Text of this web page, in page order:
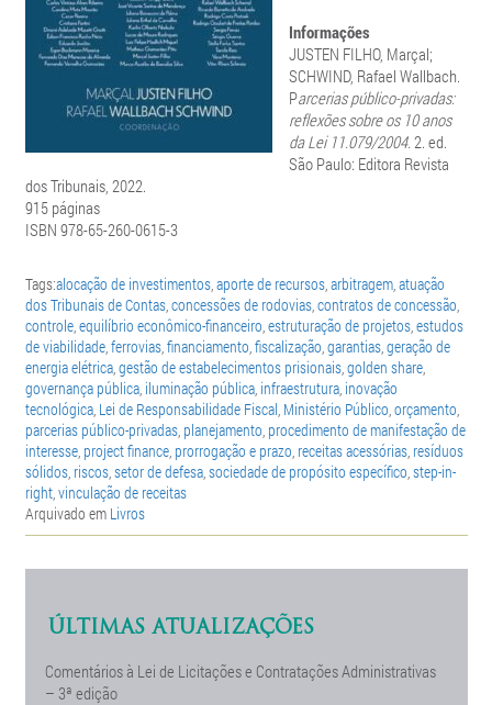
Informações
JUSTEN FILHO, Marçal;
SCHWIND, Rafael Wallbach.
Parcerias público-privadas:
reflexões sobre os 10 anos
da Lei 11.079/2004. 2. ed.
São Paulo: Editora Revista
dos Tribunais, 2022.
915 páginas
ISBN 978-65-260-0615-3
Tags:alocação de investimentos,aporte de recursos,arbitragem,atuação
dos Tribunais de Contas,concessões de rodovias,contratos de concessão,
controle,equilíbrio econômico-financeiro,estruturação de projetos,estudos
de viabilidade,ferrovias,financiamento,fiscalização,garantias,geração de
energia elétrica,gestão de estabelecimentos prisionais,golden share,
governança pública, iluminação pública, infraestrutura, inovação
tecnológica, Lei de Responsabilidade Fiscal, Ministério Público,orçamento,
parcerias público-privadas, planejamento, procedimento de manifestação de
interesse, project finance, prorrogação e prazo, receitas acessórias, resíduos
sólidos, riscos,setor de defesa,sociedade de propósito específico,step-in-
right,vinculação de receitas
Arquivado em Livros
ÚLTIMAS ATUALIZAÇÕES
Comentários à Lei de Licitações e Contratações Administrativas
– 3ª edição